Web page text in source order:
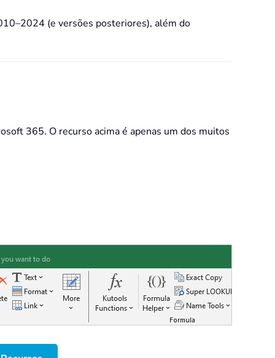
(e versões posteriores), além do
365. O recurso acima é apenas um dos muitos